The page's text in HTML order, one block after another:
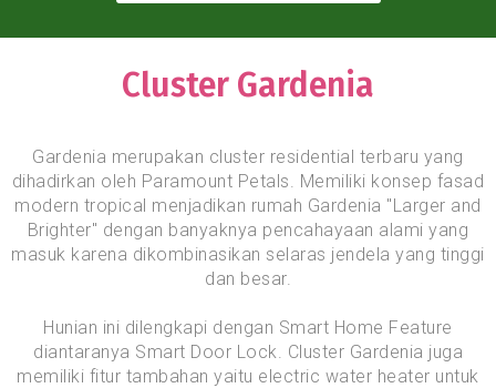
Cluster Gardenia
Gardenia merupakan cluster residential terbaru yang
dihadirkan oleh Paramount Petals. Memiliki konsep fasad
modern tropical menjadikan rumah Gardenia "Larger and
Brighter" dengan banyaknya pencahayaan alami yang
masuk karena dikombinasikan selaras jendela yang tinggi
dan besar.
Hunian ini dilengkapi dengan Smart Home Feature
diantaranya Smart Door Lock. Cluster Gardenia juga
memiliki fitur tambahan yaitu electric water heater untuk